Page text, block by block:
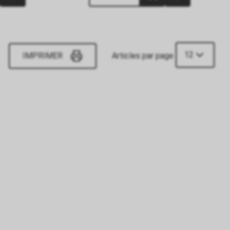
Articles par page 12
IMPRIMER